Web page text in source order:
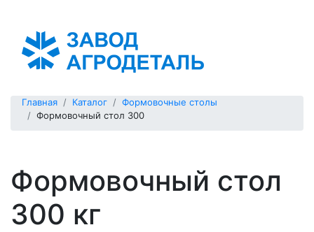
Главная Каталог
Формовочные столы
Формовочный стол 300
Формовочный стол
300 кг